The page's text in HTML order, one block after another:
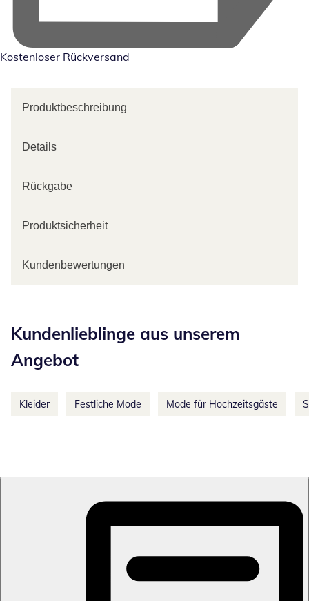
Kostenloser Rückversand
Produktbeschreibung
Details
Rückgabe
Produktsicherheit
Kundenbewertungen
Kundenlieblinge aus unserem
Angebot
Kleider Festliche Mode Mode für Hochzeitsgäste